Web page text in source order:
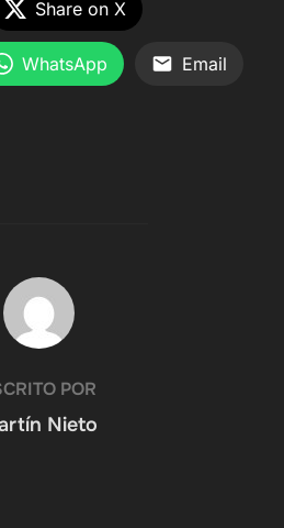
Share on X
WhatsApp Email
LA PUBLICACIÓN
POR
Nieto